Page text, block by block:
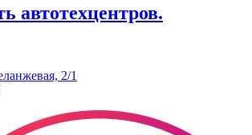
автотехцентров.
2/1